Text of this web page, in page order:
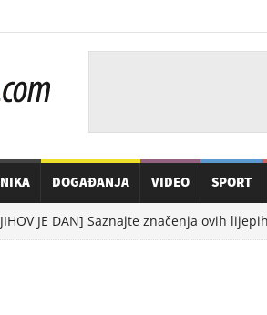
DOGAĐANJA VIDEO SPORT
JE DAN] Saznajte značenja ovih lijepih